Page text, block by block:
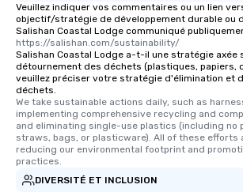
Veuillez indiquer vos commentaires ou un lien
objectif/stratégie de développement durable ou
Salishan Coastal Lodge communiqué
https://salishan.com/sustainability/
Salishan Coastal Lodge a-t-il une stratégie axée
détournement des déchets (plastiques, papiers,
veuillez préciser votre stratégie d'élimination et
déchets.
We take sustainable actions daily, such as
implementing comprehensive recycling and
and eliminating single-use plastics (including no
straws, bags, or plasticware). All of these efforts
reducing our environmental footprint and
practices.
DIVERSITÉ ET INCLUSION